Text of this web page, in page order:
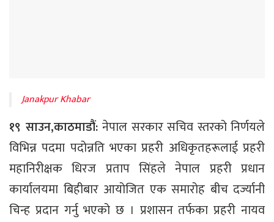
Janakpur Khabar
१९ साउन,काठमाडौं: नेपाल सरकार सचिव स्तरको निर्णयले
विभिन्न पदमा पदोन्नति भएका प्रहरी अधिकृतहरूलाई प्रहरी
महानिरीक्षक धिरज प्रताप सिंहले नेपाल प्रहरी प्रधान
कार्यालयमा बिहीबार आयोजित एक समारोह बीच दर्ज्यानी
चिन्ह प्रदान गर्नु भएको छ । प्रशासन तर्फका प्रहरी नायव